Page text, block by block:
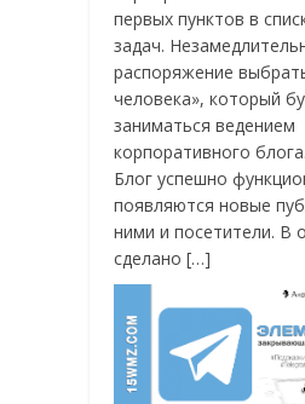
первых пунктов в
задач.
распоряжение
человека», который
заниматься ведением
корпоративного
Блог успешно
появляются новые
ними и посетители. В
сделано […]